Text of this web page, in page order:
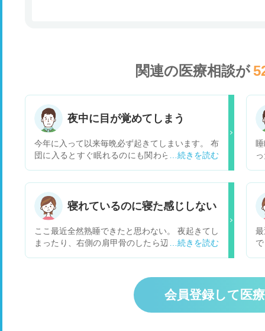
関連の医療相談が
夜中に目が覚めてしまう
今年に入って以来毎晩必ず起きてしまいます。 布
団に入るとすぐ眠れるのにも関わらず、 2-3時間
くる様です。 どの様にするのが最善でしょうか。
寝れているのに寝た感じしない
ここ最近全然熟睡できたと思わない。 夜起きてし
まったり、右側の肩甲骨のしたら辺が痛くて起き
会員登録して医